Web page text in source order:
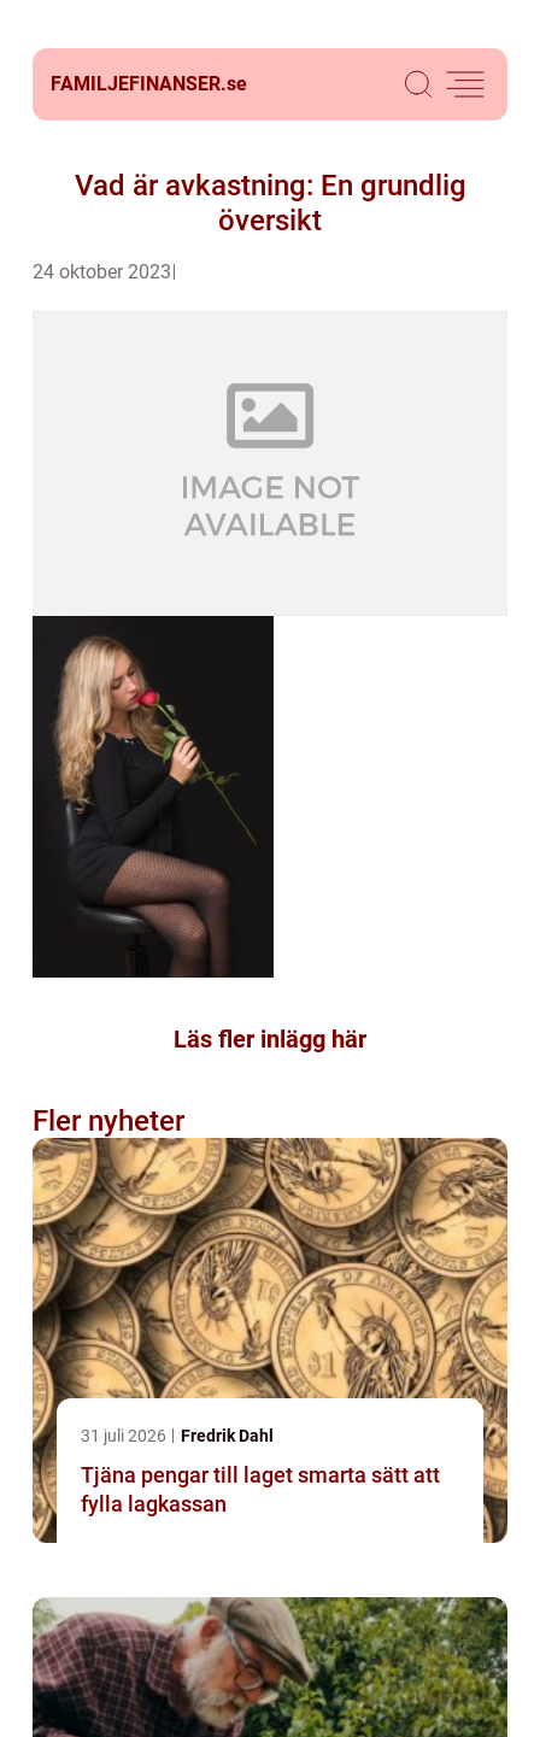
FAMILJEFINANSER.se
Vad är avkastning: En grundlig
översikt
24 oktober 2023
Läs fler inlägg här
Fler nyheter
31 juli 2026 Fredrik Dahl
Tjäna pengar till laget smarta sätt att
fylla lagkassan